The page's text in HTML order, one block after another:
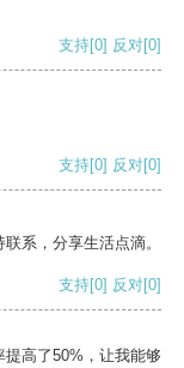
支持[0] 反对[0]
支持[0] 反对[0]
系，分享生活点滴。
支持[0] 反对[0]
高了50%，让我能够